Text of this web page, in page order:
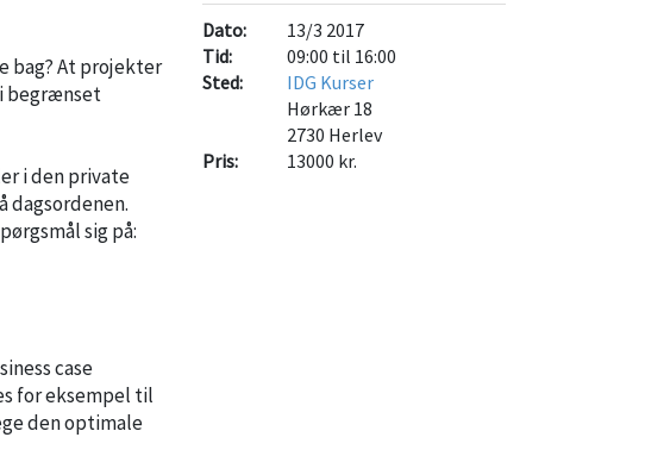
bag? At projekter
begrænset
i den private
dagsordenen.
sig på:
case
for eksempel til
den optimale
Dato:
13/3 2017
Tid:
09:00 til 16:00
Sted:
IDG Kurser
Hørkær 18
2730 Herlev
Pris:
13000 kr.